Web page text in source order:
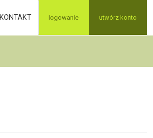
KONTAKT logowanie utwórz konto